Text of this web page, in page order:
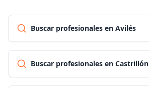
Buscar profesionales en Avilés
Buscar profesionales en Castrillón